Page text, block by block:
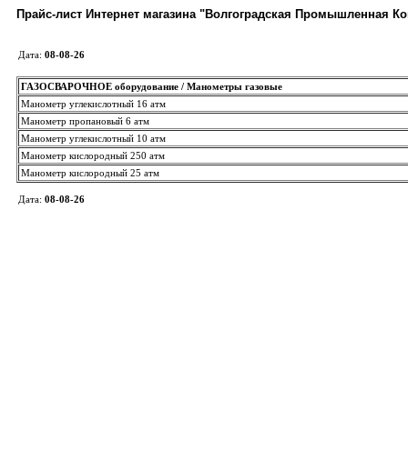
Прайс-лист Интернет магазина "Волгоградская Промышленная
Дата: 08-08-26
ГАЗОСВАРОЧНОЕ оборудование / Манометры газовые
Манометр углекислотный 16 атм
Манометр пропановый 6 атм
Манометр углекислотный 10 атм
Манометр кислородный 250 атм
Манометр кислородный 25 атм
Дата: 08-08-26